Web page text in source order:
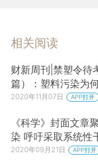
相关阅读
财新周刊|禁塑令待
篇）：塑料污染为
2020年11月07日 APP打开
《科学》封面文章
染 呼吁采取系统性
2020年09月21日 APP打开